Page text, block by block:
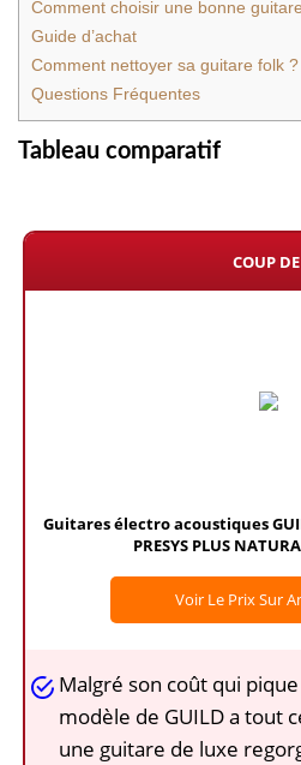
Comment choisir une bonne
Guide d’achat
Comment nettoyer sa guitare folk ?
Questions Fréquentes
Tableau comparatif
COUP
Guitares électro acoustiques
PRESYS PLUS
Voir Le Prix Sur
Malgré son coût qui
modèle de GUILD a tout
une guitare de luxe